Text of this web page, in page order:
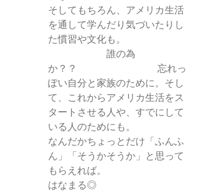
そしてもちろん、アメリカ生活
を通して学んだり気づいたりし
た慣習や文化も。
誰の為
か？？ 忘れっ
ぽい自分と家族のために。そし
て、これからアメリカ生活をス
タートさせる人や、すでにして
いる人のためにも。
なんだかちょっとだけ「ふんふ
ん」「そうかそうか」と思って
もらえれば。
はなまる◎